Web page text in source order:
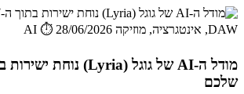
DAW, אינטגרציה, מוזיקה AI ⏱️ 28/06/2026
שלכם